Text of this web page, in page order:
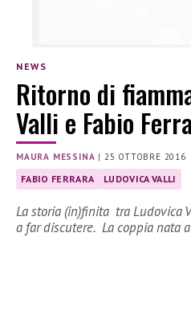
NEWS
Ritorno di
Valli e Fabio
MAURA MESSINA | 25 OTTOBRE 2016
FABIO FERRARA LUDOVICA VALLI
La storia (in)finita tra Ludovica
a far discutere. La coppia nata